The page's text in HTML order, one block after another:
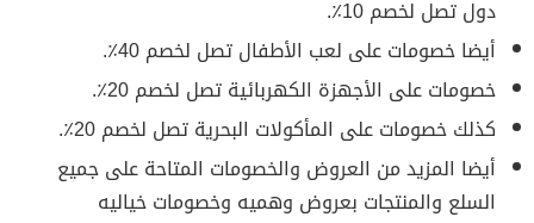
دول تصل لخصم 10٪.
أيضا خصومات على لعب الأطفال تصل لخصم 40٪.
خصومات على الأجهزة الكهربائية تصل لخصم 20٪.
كذلك خصومات على المأكولات البحرية تصل لخصم 20٪.
أيضا المزيد من العروض والخصومات المتاحة على جميع
السلع والمنتجات بعروض وهميه وخصومات خياليه